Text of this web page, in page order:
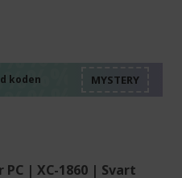
koden
| XC-1860 | Svart